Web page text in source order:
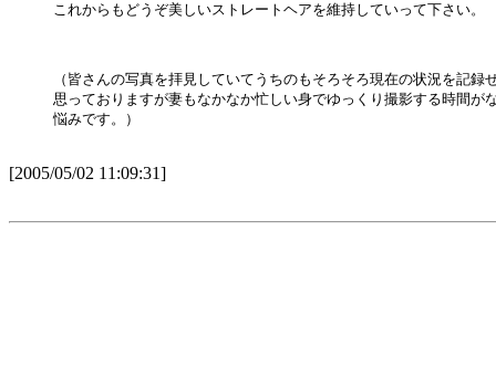
これからもどうぞ美しいストレートヘアを維持していって下さい。
（皆さんの写真を拝見していてうちのもそろそろ現在の状況を記録
思っておりますが妻もなかなか忙しい身でゆっくり撮影する時間が
悩みです。）
[2005/05/02 11:09:31]